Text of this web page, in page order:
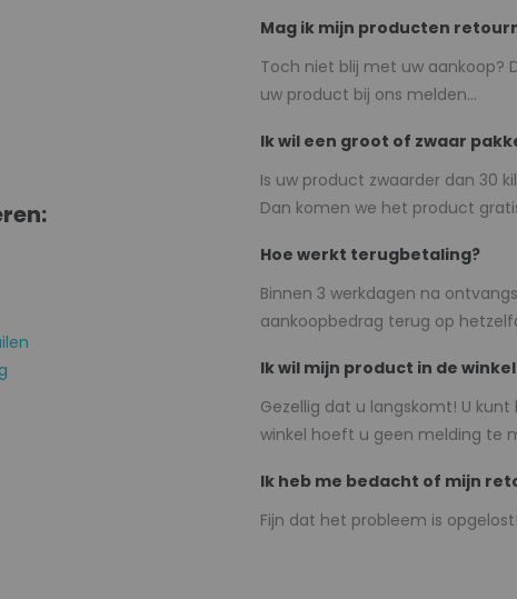
Mag ik mijn producten
Toch niet blij met uw aankoop?
uw product bij ons melden...
Ik wil een groot of zwaar
Is uw product zwaarder dan 30
Dan komen we het product
Hoe werkt terugbetaling?
Binnen 3 werkdagen na
aankoopbedrag terug op
Ik wil mijn product in de
Gezellig dat u langskomt! U
winkel hoeft u geen melding te
Ik heb me bedacht of mijn
Fijn dat het probleem is